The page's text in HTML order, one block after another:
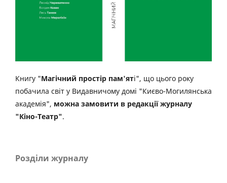
Книгу "Магічний простір пам'яті", що цього року
побачила світ у Видавничому домі "Києво-Могилянська
академія", можна замовити в редакції журналу
"Кіно-Театр".
Розділи журналу